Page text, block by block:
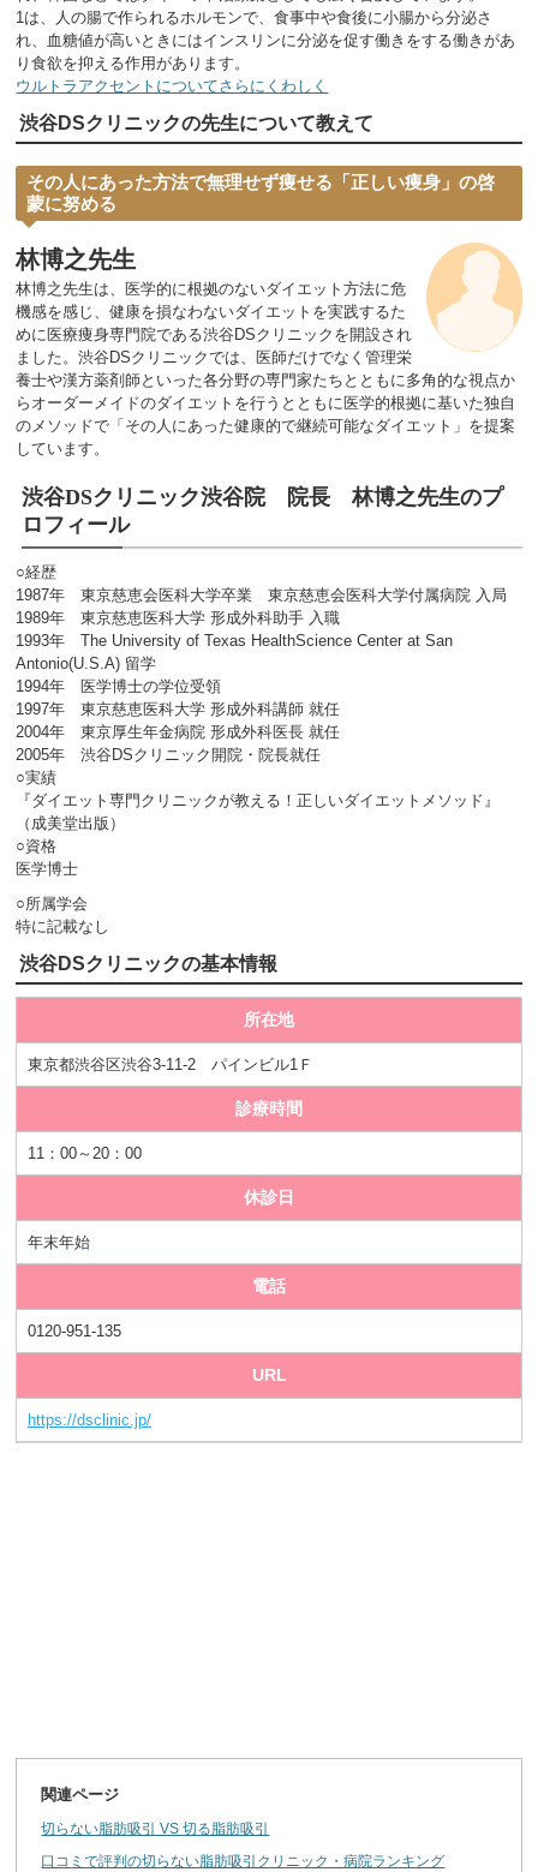
1は、人の腸で作られるホルモンで、食事中や食後に小腸から分泌さ
れ、血糖値が高いときにはインスリンに分泌を促す働きをする働きがあ
り食欲を抑える作用があります。
ウルトラアクセントについてさらにくわしく
渋谷DSクリニックの先生について教えて
その人にあった方法で無理せず痩せる「正しい痩身」の啓
蒙に努める
林博之先生
林博之先生は、医学的に根拠のないダイエット方法に危
機感を感じ、健康を損なわないダイエットを実践するた
めに医療痩身専門院である渋谷DSクリニックを開設され
ました。渋谷DSクリニックでは、医師だけでなく管理栄
養士や漢方薬剤師といった各分野の専門家たちとともに多角的な視点か
らオーダーメイドのダイエットを行うとともに医学的根拠に基いた独自
のメソッドで「その人にあった健康的で継続可能なダイエット」を提案
しています。
渋谷DSクリニック渋谷院 院長 林博之先生のプ
ロフィール
○経歴
1987年 東京慈恵会医科大学卒業 東京慈恵会医科大学付属病院 入局
1989年 東京慈恵医科大学 形成外科助手 入職
1993年 The University of Texas HealthScience Center at San
Antonio(U.S.A) 留学
1994年 医学博士の学位受領
1997年 東京慈恵医科大学 形成外科講師 就任
2004年 東京厚生年金病院 形成外科医長 就任
2005年 渋谷DSクリニック開院・院長就任
○実績
『ダイエット専門クリニックが教える！正しいダイエットメソッド』
（成美堂出版）
○資格
医学博士
○所属学会
特に記載なし
渋谷DSクリニックの基本情報
所在地
東京都渋谷区渋谷3-11-2 パインビル1Ｆ
診療時間
11：00～20：00
休診日
年末年始
電話
0120-951-135
URL
https://dsclinic.jp/
関連ページ
切らない脂肪吸引 VS 切る脂肪吸引
口コミで評判の切らない脂肪吸引クリニック・病院ランキング